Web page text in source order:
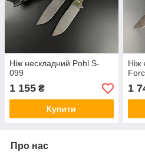
Ніж нескладний Pohl S-
099
1 155 ₴
Купити
Ніж
1
Про нас